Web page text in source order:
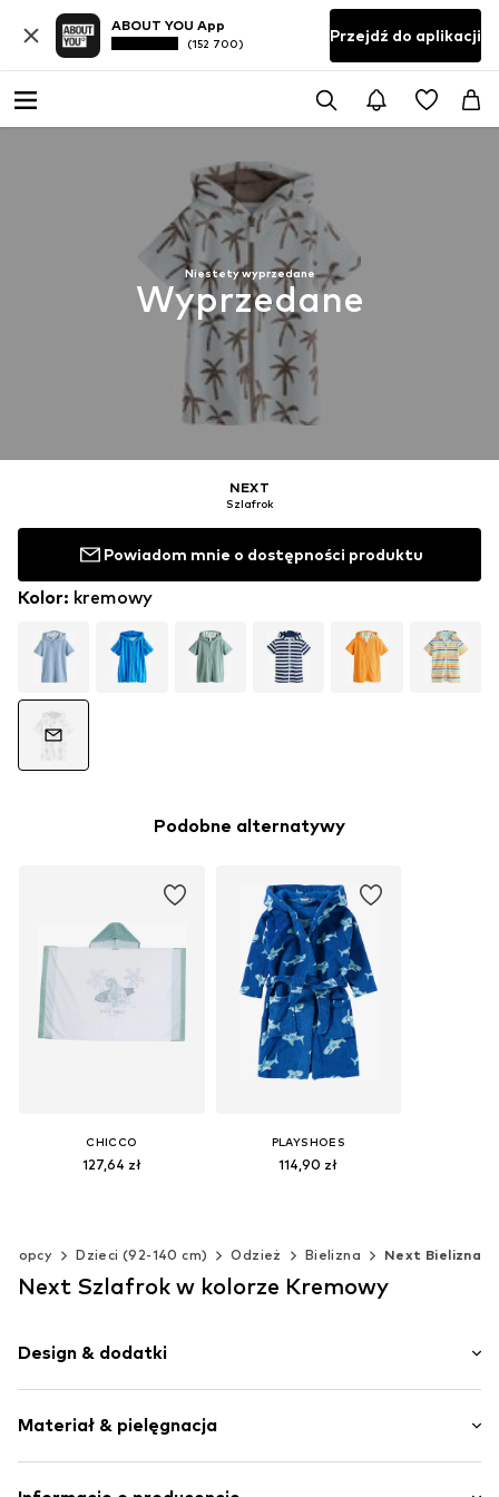
ABOUT YOU App
(152 700) Przejdź do aplikacji
Niestety wyprzedane
Wyprzedane
NEXT
Szlafrok
Powiadom mnie o dostępności produktu
Kolor: kremowy
Podobne alternatywy
CHICCO
127,64 zł
PLAYSHOES
114,90 zł
Dzieci (92-140 cm) Odzież Bielizna Next Bielizna
Next Szlafrok w kolorze Kremowy
Design & dodatki
Obszyte brzegi
Wzór na całej powierzchni
Materiał & pielęgnacja
Materiał wierzchni: 100% Bawełna